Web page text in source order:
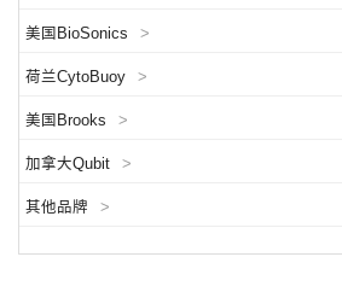
美国BioSonics >
荷兰CytoBuoy >
美国Brooks >
加拿大Qubit >
其他品牌 >